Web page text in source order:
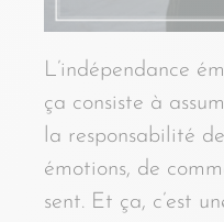
L’indépendance
ça consiste à
la responsabilité
émotions, de
sent. Et ça, c’est